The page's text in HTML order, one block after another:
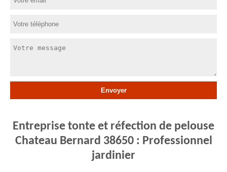
Entreprise tonte et réfection de pelouse
Chateau Bernard 38650 : Professionnel
jardinier